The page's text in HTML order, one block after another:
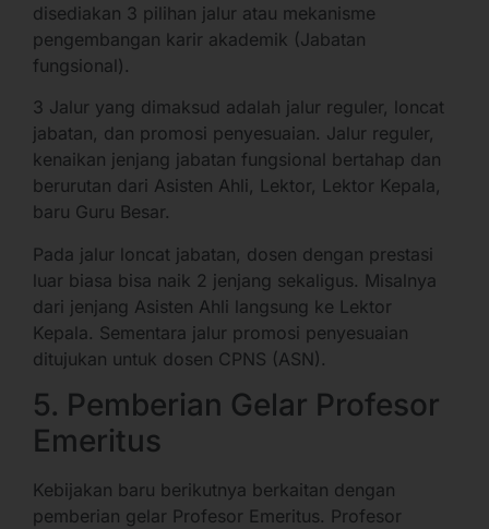
disediakan 3 pilihan jalur atau mekanisme
pengembangan karir akademik (Jabatan
fungsional).
3 Jalur yang dimaksud adalah jalur reguler, loncat
jabatan, dan promosi penyesuaian. Jalur reguler,
kenaikan jenjang jabatan fungsional bertahap dan
berurutan dari Asisten Ahli, Lektor, Lektor Kepala,
baru Guru Besar.
Pada jalur loncat jabatan, dosen dengan prestasi
luar biasa bisa naik 2 jenjang sekaligus. Misalnya
dari jenjang Asisten Ahli langsung ke Lektor
Kepala. Sementara jalur promosi penyesuaian
ditujukan untuk dosen CPNS (ASN).
5. Pemberian Gelar Profesor
Emeritus
Kebijakan baru berikutnya berkaitan dengan
pemberian gelar Profesor Emeritus. Profesor